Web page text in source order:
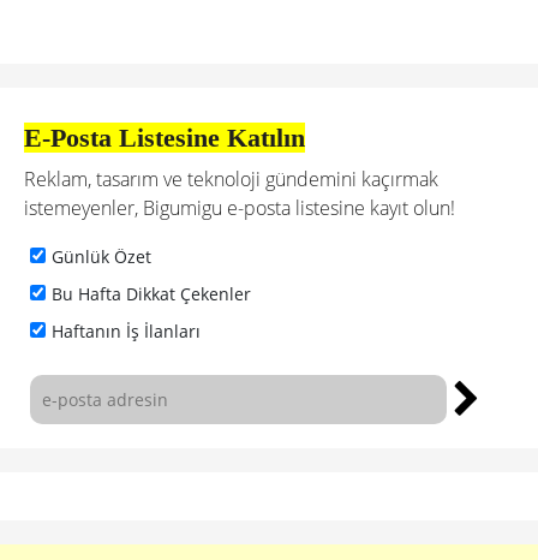
E-Posta Listesine Katılın
Reklam, tasarım ve teknoloji gündemini kaçırmak
istemeyenler, Bigumigu e-posta listesine kayıt olun!
Günlük Özet
Bu Hafta Dikkat Çekenler
Haftanın İş İlanları